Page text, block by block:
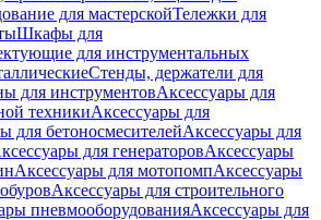
для мастерскойТележки для
Шкафы для
для инструментальных
Стенды, держатели для
для инструментовАксессуары для
техникиАксессуары для
для бетоносмесителейАксессуары для
для генераторовАксессуары
Аксессуары для мотопомпАксессуары
Аксессуары для строительного
пневмооборудованияАксессуары для